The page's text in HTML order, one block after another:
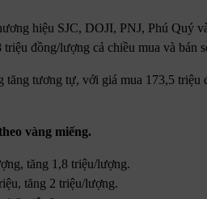
hiệu SJC, DOJI, PNJ, Phú Quý
đồng/lượng cả chiều mua và bán
tương tự, với giá mua 173,5
vàng miếng.
tăng 1,8 triệu/lượng.
tăng 2 triệu/lượng.